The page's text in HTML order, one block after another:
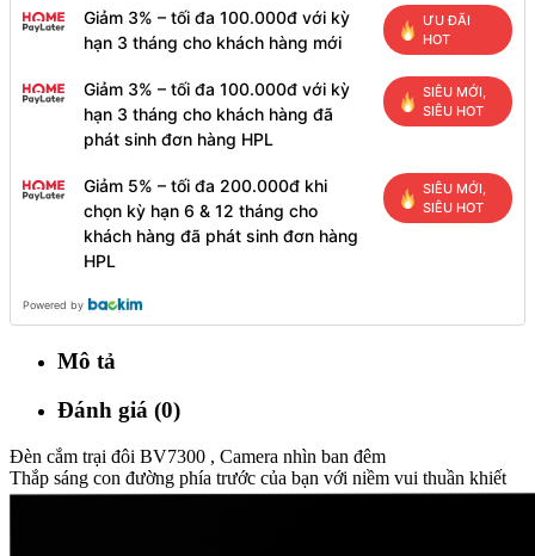
Giảm 3% – tối đa 100.000đ với kỳ
hạn 3 tháng cho khách hàng mới
ƯU ĐÃI
HOT
Giảm 3% – tối đa 100.000đ với kỳ
hạn 3 tháng cho khách hàng đã
phát sinh đơn hàng HPL
SIÊU MỚI,
SIÊU HOT
Giảm 5% – tối đa 200.000đ khi
chọn kỳ hạn 6 & 12 tháng cho
khách hàng đã phát sinh đơn hàng
HPL
SIÊU MỚI,
SIÊU HOT
Powered by
Mô tả
Đánh giá (0)
Đèn cắm trại đôi BV7300 , Camera nhìn ban đêm
Thắp sáng con đường phía trước của bạn với niềm vui thuần khiết